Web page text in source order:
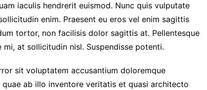
iaculis hendrerit euismod. Nunc quis vulputate
enim. Praesent eu eros vel enim sagittis
tortor, non facilisis dolor sagittis at. Pellentesque
at sollicitudin nisl. Suspendisse potenti.
sit voluptatem accusantium doloremque
ab illo inventore veritatis et quasi architecto